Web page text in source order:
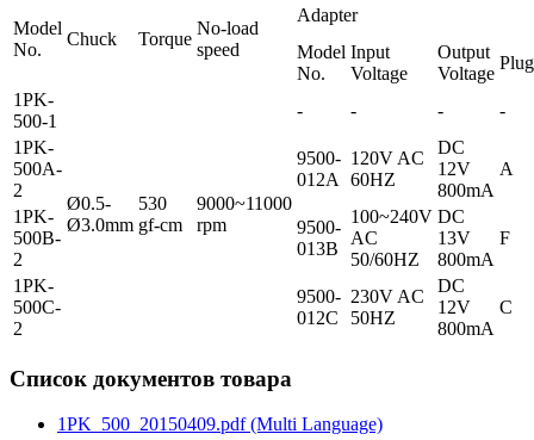
Model
No.
Chuck Torque
No-load
speed
Adapter
Model
No.
Input
Voltage
Output
Voltage
Plug
1PK-
500-1
Ø0.5-
Ø3.0mm
530
gf-cm
9000~11000
rpm
- - -
-
1PK-
500A-
2
9500-
012A
120V AC
60HZ
DC
12V
800mA
A
1PK-
500B-
2
9500-
013B
100~240V
AC
50/60HZ
DC
13V
800mA
F
1PK-
500C-
2
9500-
012C
230V AC
50HZ
DC
12V
800mA
C
Список документов товара
1PK_500_20150409.pdf (Multi Language)